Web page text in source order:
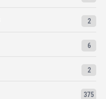
2
6
2
375